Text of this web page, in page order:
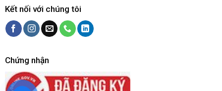
Kết nối với chúng tôi
Chứng nhận